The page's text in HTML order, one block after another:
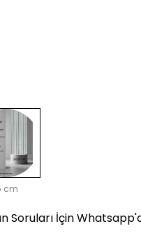
cm
Soruları İçin